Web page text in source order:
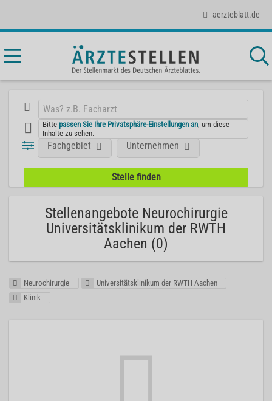
aerzteblatt.de
Bittepassen Sie Ihre Privatsphäre-Einstellungen an , um diese
Inhalte zu sehen.
Fachgebiet Unternehmen
Stellenangebote Neurochirurgie
Universitätsklinikum der RWTH
Aachen (0)
Neurochirurgie
Universitätsklinikum der RWTH Aachen
Klinik